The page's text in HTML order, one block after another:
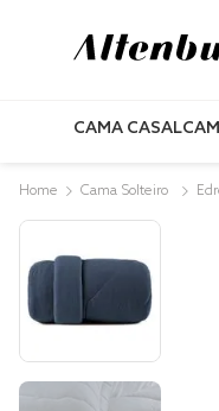
CAMA CASAL
Cama Solteiro